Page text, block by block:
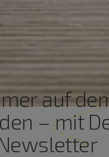
auf
– mit